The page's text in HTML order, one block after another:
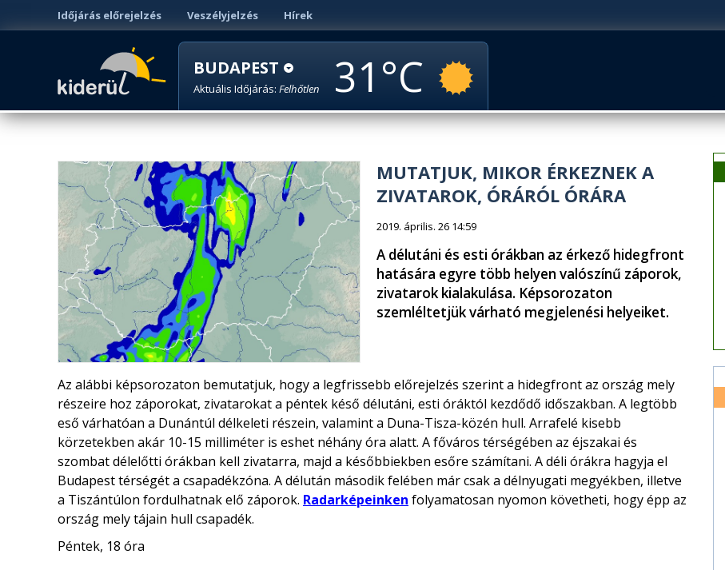
Időjárás előrejelzés Veszélyjelzés Hírek
BUDAPEST
Aktuális Időjárás: Felhőtlen 31
MUTATJUK, MIKOR ÉRKEZNEK A
ZIVATAROK, ÓRÁRÓL ÓRÁRA
2019. április. 26 14:59
A délutáni és esti órákban az érkező hidegfront
hatására egyre több helyen valószínű záporok,
zivatarok kialakulása. Képsorozaton
szemléltetjük várható megjelenési helyeiket.
Az alábbi képsorozaton bemutatjuk, hogy a legfrissebb előrejelzés szerint a hidegfront az ország mely
részeire hoz záporokat, zivatarokat a péntek késő délutáni, esti óráktól kezdődő időszakban. A legtöbb
eső várhatóan a Dunántúl délkeleti részein, valamint a Duna-Tisza-közén hull. Arrafelé kisebb
körzetekben akár 10-15 milliméter is eshet néhány óra alatt. A főváros térségében az éjszakai és
szombat délelőtti órákban kell zivatarra, majd a későbbiekben esőre számítani. A déli órákra hagyja el
Budapest térségét a csapadékzóna. A délután második felében már csak a délnyugati megyékben, illetve
a Tiszántúlon fordulhatnak elő záporok. Radarképeinken folyamatosan nyomon követheti, hogy épp az
ország mely tájain hull csapadék.
Péntek, 18 óra